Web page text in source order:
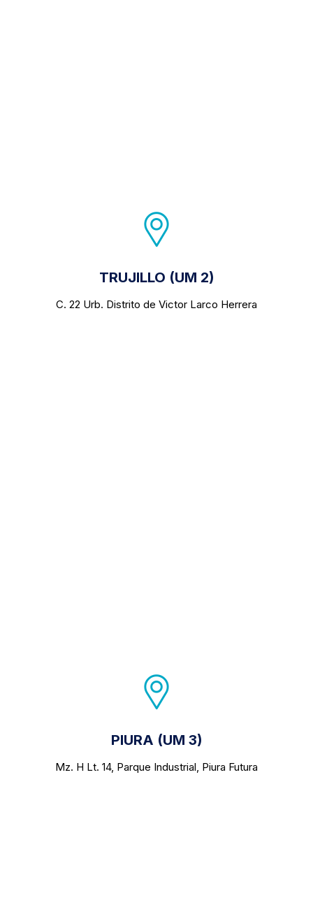
TRUJILLO (UM 2)
C. 22 Urb. Distrito de Victor Larco Herrera
PIURA (UM 3)
Mz. H Lt. 14, Parque Industrial, Piura Futura